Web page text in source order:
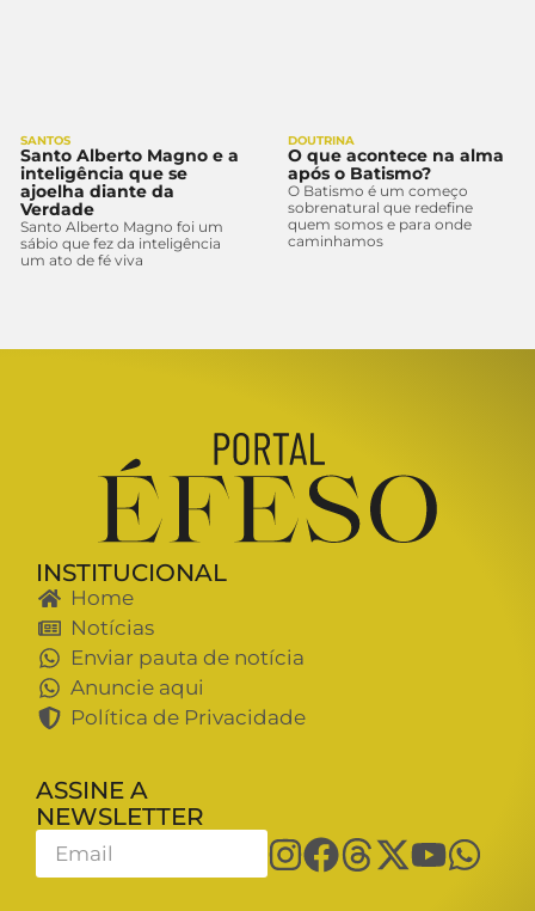
SANTOS
Santo Alberto Magno e a
inteligência que se
ajoelha diante da
Verdade
Santo Alberto Magno foi um
sábio que fez da inteligência
um ato de fé viva
DOUTRINA
O que acontece na alma
após o Batismo?
O Batismo é um começo
sobrenatural que redefine
quem somos e para onde
caminhamos
INSTITUCIONAL
Home
Notícias
Enviar pauta de notícia
Anuncie aqui
Política de Privacidade
ASSINE A
NEWSLETTER